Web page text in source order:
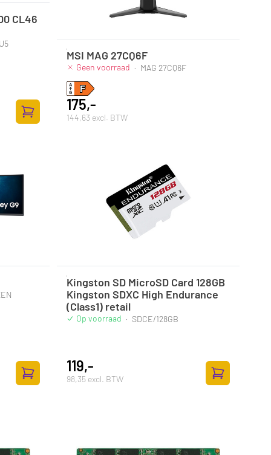
CL46
Toevoegen aan winkelwagen
MSI MAG 27CQ6F
Geen voorraad · MAG 27CQ6F
175,-
144,63 excl. BTW
Toevoegen aan winkelwagen
Kingston SD MicroSD Card 128GB
Kingston SDXC High Endurance
(Class1) retail
Op voorraad · SDCE/128GB
119,-
98,35 excl. BTW
Toevoegen